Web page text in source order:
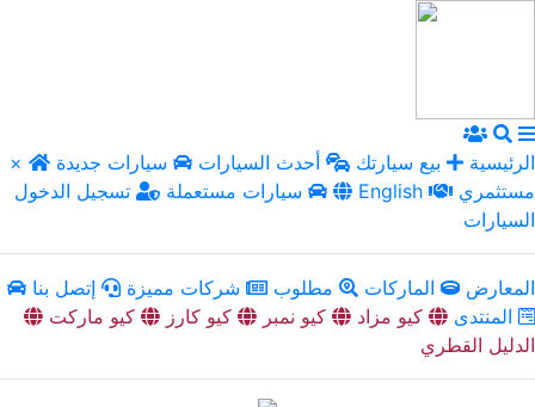
× الرئيسية بيع سيارتك أحدث السيارات
سيارات جديدة
سيارات مستعملة
تسجيل الدخول English
السيارات
المعارض الماركات مطلوب شركات مميزة
إتصل بنا
المنتدى
كيو مزاد كيو نمبر كيو كارز
كيو ماركت
الدليل القطري